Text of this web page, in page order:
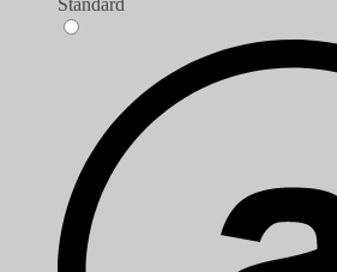
Standard